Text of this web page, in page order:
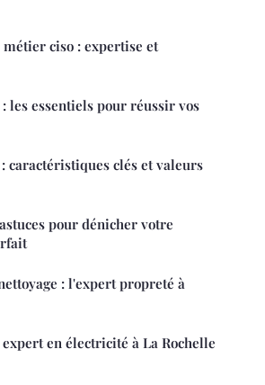
métier ciso : expertise et
: les essentiels pour réussir vos
caractéristiques clés et valeurs
pour dénicher votre
: l'expert propreté à
expert en électricité à La Rochelle